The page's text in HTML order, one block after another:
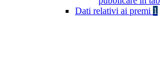
Dati relativi ai premi 1